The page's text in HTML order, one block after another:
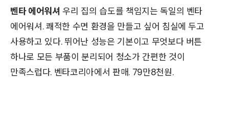
벤타 에어워셔 우리 집의 습도를 책임지는 독일의 벤타
에어워셔. 쾌적한 수면 환경을 만들고 싶어 침실에 두고
사용하고 있다. 뛰어난 성능은 기본이고 무엇보다 버튼
하나로 모든 부품이 분리되어 청소가 간편한 것이
만족스럽다. 벤타코리아에서 판매. 79만8천원.